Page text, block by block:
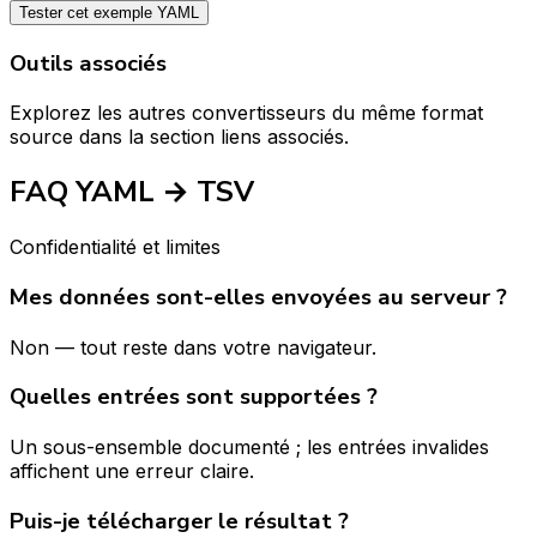
Tester cet exemple YAML
Outils associés
Explorez les autres convertisseurs du même format
source dans la section liens associés.
FAQ YAML → TSV
Confidentialité et limites
Mes données sont-elles envoyées au serveur ?
Non — tout reste dans votre navigateur.
Quelles entrées sont supportées ?
Un sous-ensemble documenté ; les entrées invalides
affichent une erreur claire.
Puis-je télécharger le résultat ?